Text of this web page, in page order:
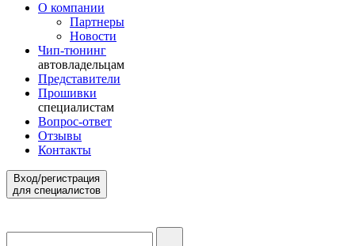
О компании
Партнеры
Новости
Чип-тюнинг
автовладельцам
Представители
Прошивки
специалистам
Вопрос-ответ
Отзывы
Контакты
Вход/регистрация
для специалистов